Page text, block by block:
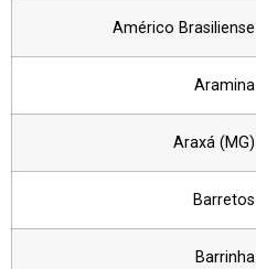
Américo Brasiliense
Aramina
Araxá (MG)
Barretos
Barrinha